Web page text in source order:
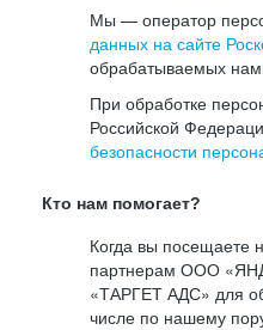
Мы — оператор
данных на сайте
обрабатываемых
При обработке
Российской
безопасности
Кто нам помогает?
Когда вы
партнерам ООО
«ТАРГЕТ АДС» для
числе по нашему